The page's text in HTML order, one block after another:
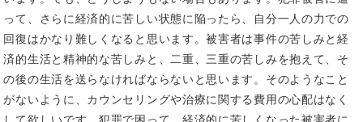
って、さらに経済的に苦しい状態に陥ったら、自分一人の力での
回復はかなり難しくなると思います。被害者は事件の苦しみと経
済的生活と精神的な苦しみと、二重、三重の苦しみを抱えて、そ
の後の生活を送らなければならないと思います。そのようなこと
がないように、カウンセリングや治療に関する費用の心配はなく